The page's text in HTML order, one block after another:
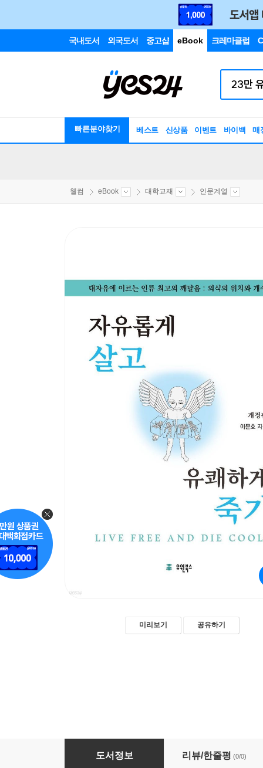
국내도서 외국도서 중고샵 eBook 크레마클럽
빠른분야찾기 베스트 신상품 이벤트 바이백 매
웰컴 eBook 대학교재 인문계열
미리보기 공유하기
자유롭게 살고 유쾌하게 죽기 (개정판)
도서정보 리뷰/한줄평 (0/0)